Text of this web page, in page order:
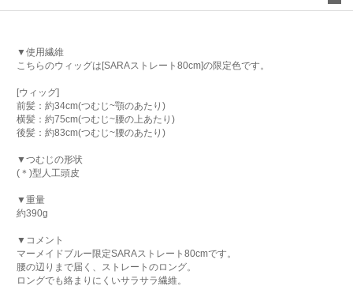
▼使用繊維
こちらのウィッグは[SARAストレート80cm]の限定色です。
[ウィッグ]
前髪：約34cm(つむじ~顎のあたり)
横髪：約75cm(つむじ~腰の上あたり)
後髪：約83cm(つむじ~腰のあたり)
▼つむじの形状
(＊)型人工頭皮
▼重量
約390g
▼コメント
マーメイドブルー限定SARAストレート80cmです。
腰の辺りまで届く、ストレートのロング。
ロングでも絡まりにくいサラサラ繊維。